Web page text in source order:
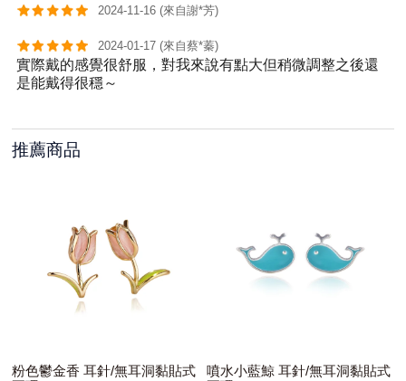
2024-11-16 (來自謝*芳)
2024-01-17 (來自蔡*蓁)
實際戴的感覺很舒服，對我來說有點大但稍微調整之後還
是能戴得很穩～
推薦商品
粉色鬱金香 耳針/無耳洞黏貼式
噴水小藍鯨 耳針/無耳洞黏貼式